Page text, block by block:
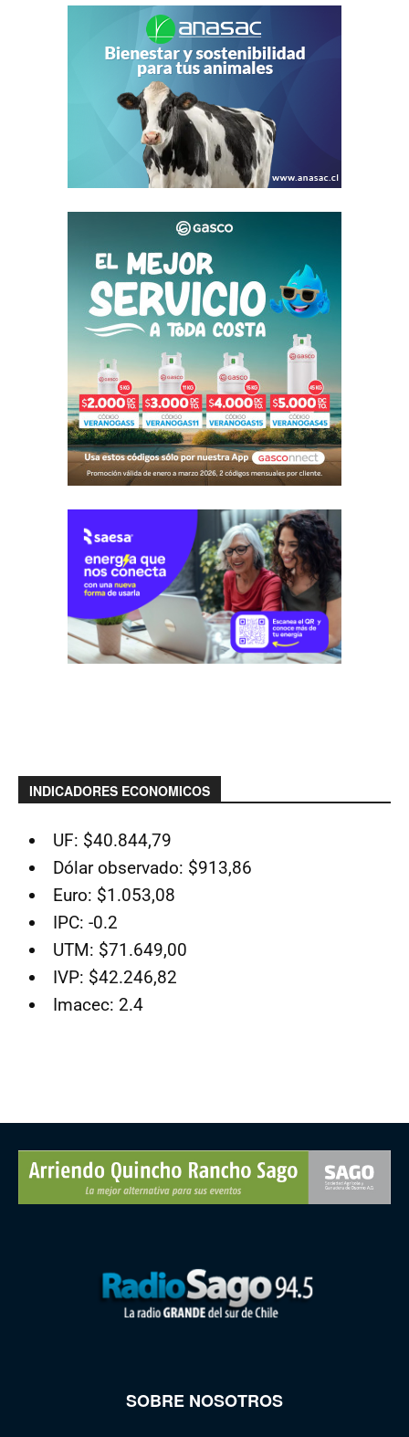
INDICADORES ECONOMICOS
UF: $40.844,79
Dólar observado: $913,86
Euro: $1.053,08
IPC: -0.2
UTM: $71.649,00
IVP: $42.246,82
Imacec: 2.4
SOBRE NOSOTROS